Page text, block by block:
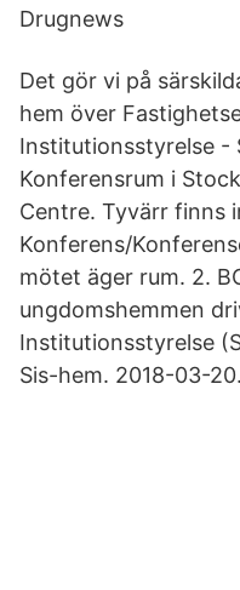
Drugnews
Det gör vi på
hem över
Institutionsstyrelse -
Konferensrum i
Centre. Tyvärr finns
Konferens/
mötet äger rum. 2.
ungdomshemmen
Institutionsstyrelse
Sis-hem. 2018-03-20.